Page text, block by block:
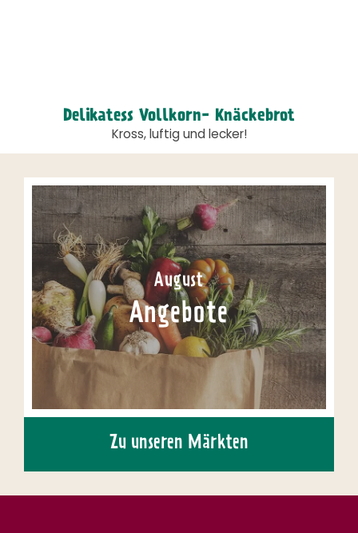
Delikatess Vollkorn- Knäckebrot
Kross, luftig und lecker!
August
Angebote
Zu unseren Märkten